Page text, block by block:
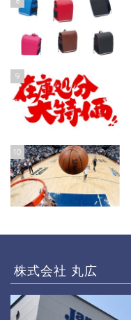
9
10
株式会社 丸広